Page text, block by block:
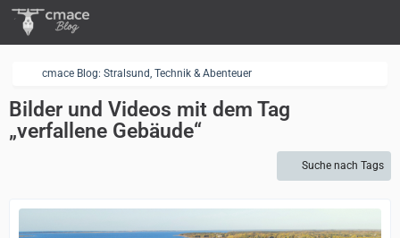
cmace Blog: Stralsund, Technik & Abenteuer
Bilder und Videos mit dem Tag
„verfallene Gebäude“
Suche nach Tags